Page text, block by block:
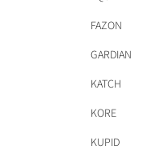
FAZON
GARDIAN
KATCH
KORE
KUPID